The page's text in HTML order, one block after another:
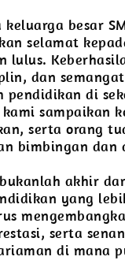
keluarga besar
selamat
lulus.
dan
pendidikan di
sampaikan
serta orang
bimbingan dan
akhir
yang
serta
di mana